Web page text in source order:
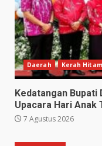
Daerah Kerah Hitam
Kedatangan Bupati
Upacara Hari Anak
7 Agustus 2026